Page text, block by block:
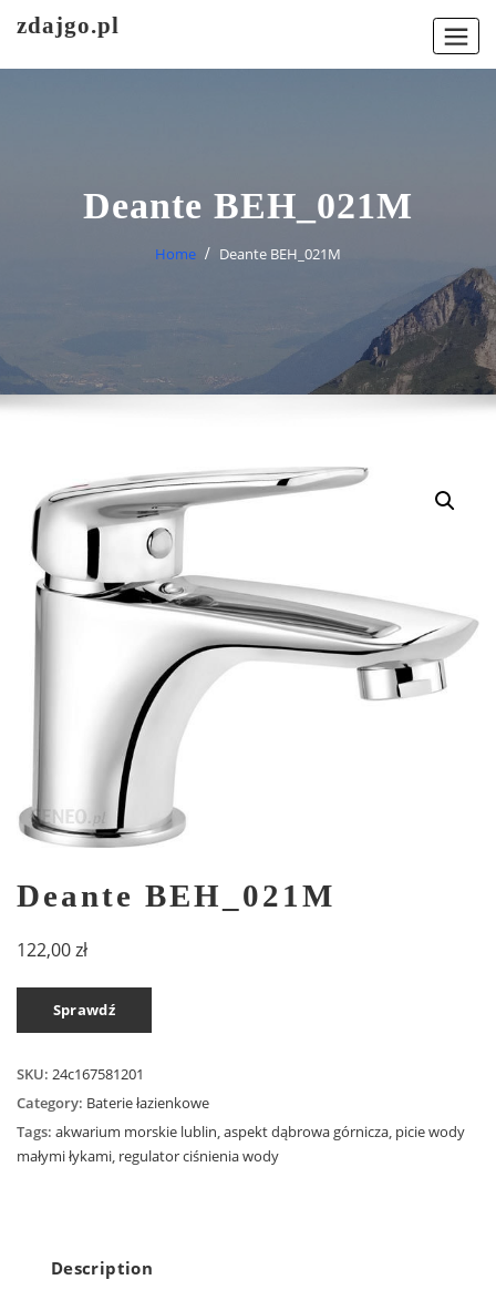
zdajgo.pl
Deante BEH_021M
Home Deante BEH_021M
Deante BEH_021M
122,00zł
Sprawdź
SKU: 24c167581201
Category: Baterie łazienkowe
Tags: akwarium morskie lublin,aspekt dąbrowa górnicza, picie wody
małymi łykami, regulator ciśnienia wody
Description